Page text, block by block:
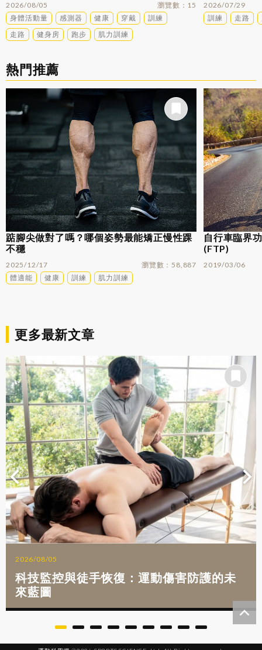
2026/08/05 瀏覽數
15
身體活動量
感測器 健康 穿戴
訓練
走路
健身房 跑步 肌力訓練
2026/07/29
訓練
走路
熱門推薦
踮腳尖做對了嗎？哪個姿勢最能矯正慢性踝
不穩
2025/12/17 瀏覽數
58,887
體適能
健康 訓練 肌力訓練
自行車臨界
(FTP)
2019/03/06
更多最新文章
2026/08/05
科技監控與徒手恢復：運動傷害防護的未
來藍圖